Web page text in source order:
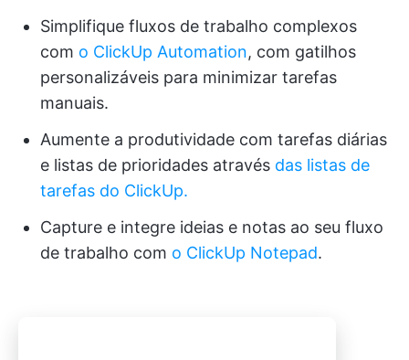
Simplifique fluxos de trabalho complexos
com o ClickUp Automation, com gatilhos
personalizáveis para minimizar tarefas
manuais.
Aumente a produtividade com tarefas diárias
e listas de prioridades através das listas de
tarefas do ClickUp.
Capture e integre ideias e notas ao seu fluxo
de trabalho com o ClickUp Notepad.